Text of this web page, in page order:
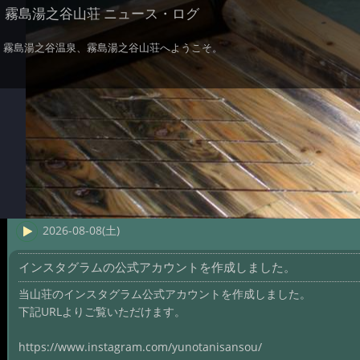
霧島湯之谷山荘 ニュース・ログ
霧島湯之谷温泉、霧島湯之谷山荘へようこそ。
2026-08-08(土)
インスタグラムの公式アカウントを作成しました。
当山荘のインスタグラム公式アカウントを作成しました。
下記URLよりご覧いただけます。
https://www.instagram.com/yunotanisansou/